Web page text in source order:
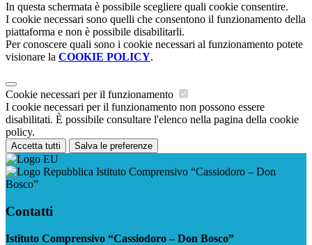
In questa schermata è possibile scegliere quali cookie consentire.
I cookie necessari sono quelli che consentono il funzionamento della
piattaforma e non è possibile disabilitarli.
Per conoscere quali sono i cookie necessari al funzionamento potete
visionare la COOKIE POLICY.
Cookie necessari per il funzionamento
I cookie necessari per il funzionamento non possono essere
disabilitati. È possibile consultare l'elenco nella pagina della cookie
policy.
Accetta tutti Salva le preferenze
Istituto Comprensivo “Cassiodoro – Don
Bosco”
Contatti
Istituto Comprensivo “Cassiodoro – Don Bosco”